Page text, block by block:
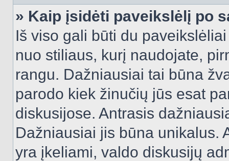
» Kaip įsidėti paveikslėlį po
Iš viso gali būti du
nuo stiliaus, kurį naudojate,
rangu. Dažniausiai tai būna
parodo kiek žinučių jūs esat
diskusijose. Antrasis
Dažniausiai jis būna unikalus.
yra įkeliami, valdo diskusijų